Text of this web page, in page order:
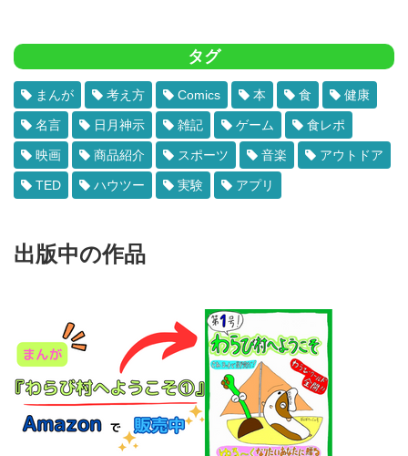
タグ
まんが 考え方 Comics 本 食 健康
名言 日月神示 雑記 ゲーム 食レポ
映画 商品紹介 スポーツ 音楽 アウトドア
TED ハウツー 実験 アプリ
出版中の作品